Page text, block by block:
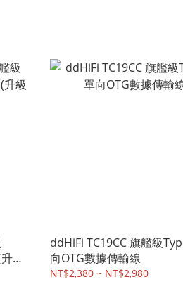
級
ddHiFi TC19CC 旗艦級
向OTG數據傳輸線
NT$2,380 ~ NT$2,980